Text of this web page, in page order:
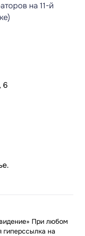
на 11-й
6
При любом
гиперссылка на